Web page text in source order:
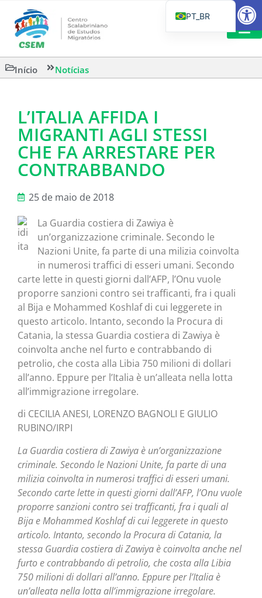
Início Notícias
L’ITALIA AFFIDA I
MIGRANTI AGLI STESSI
CHE FA ARRESTARE PER
CONTRABBANDO
25 de maio de 2018
La Guardia costiera di Zawiya è
un’organizzazione criminale. Secondo le
Nazioni Unite, fa parte di una milizia coinvolta
in numerosi traffici di esseri umani. Secondo
carte lette in questi giorni dall’AFP, l’Onu vuole
proporre sanzioni contro sei trafficanti, fra i quali
al Bija e Mohammed Koshlaf di cui leggerete in
questo articolo. Intanto, secondo la Procura di
Catania, la stessa Guardia costiera di Zawiya è
coinvolta anche nel furto e contrabbando di
petrolio, che costa alla Libia 750 milioni di dollari
all’anno. Eppure per l’Italia è un’alleata nella lotta
all’immigrazione irregolare.
di CECILIA ANESI, LORENZO BAGNOLI E GIULIO
RUBINO/IRPI
La Guardia costiera di Zawiya è un’organizzazione
criminale. Secondo le Nazioni Unite, fa parte di una
milizia coinvolta in numerosi traffici di esseri umani.
Secondo carte lette in questi giorni dall’AFP, l’Onu vuole
proporre sanzioni contro sei trafficanti, fra i quali al
Bija e Mohammed Koshlaf di cui leggerete in questo
articolo. Intanto, secondo la Procura di Catania, la
stessa Guardia costiera di Zawiya è coinvolta anche nel
furto e contrabbando di petrolio, che costa alla Libia
750 milioni di dollari all’anno. Eppure per l’Italia è
un’alleata nella lotta all’immigrazione irregolare.
PT_BR
IT